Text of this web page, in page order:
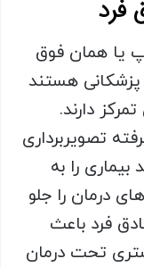
یا همان فوق
هستند
دارند.
تصویربرداری
را به
درمان را جلو
فرد باعث
تحت درمان